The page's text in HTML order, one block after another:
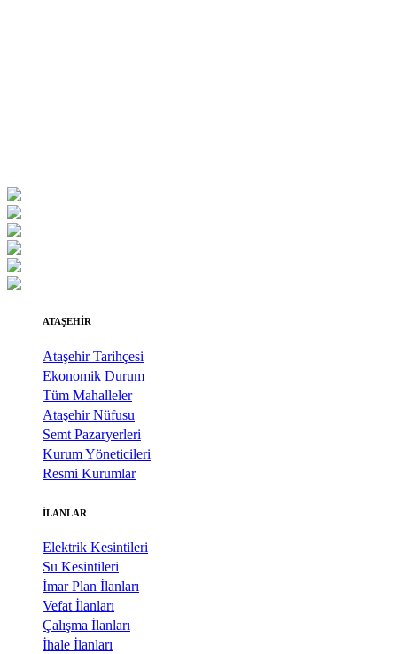
ATAŞEHİR
Ataşehir Tarihçesi
Ekonomik Durum
Tüm Mahalleler
Ataşehir Nüfusu
Semt Pazaryerleri
Kurum Yöneticileri
Resmi Kurumlar
İLANLAR
Elektrik Kesintileri
Su Kesintileri
İmar Plan İlanları
Vefat İlanları
Çalışma İlanları
İhale İlanları